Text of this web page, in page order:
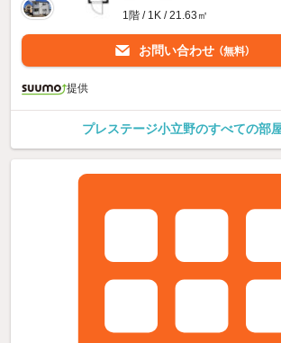
1階 / 1K / 21.63㎡
お問い合わせ （無料）
提供
プレステージ小立野のすべての部